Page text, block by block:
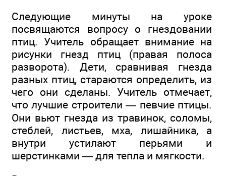
Следующие минуты на уроке
посвящаются вопросу о гнездовании
птиц. Учитель обращает внимание на
рисунки гнезд птиц (правая полоса
разворота). Дети, сравнивая гнезда
разных птиц, стараются определить, из
чего они сделаны. Учитель отмечает,
что лучшие строители — певчие птицы.
Они вьют гнезда из травинок, соломы,
стеблей, листьев, мха, лишайника, а
внутри устилают перьями и
шерстинками — для тепла и мягкости.